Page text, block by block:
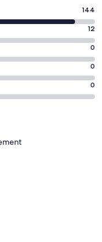
144
12
0
0
0